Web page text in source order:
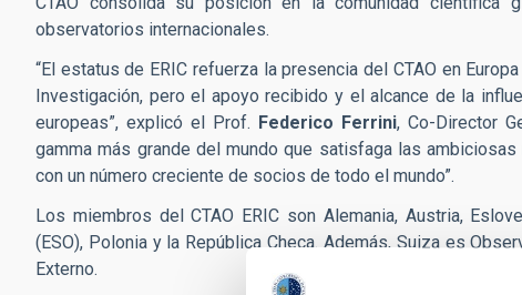
observatorios internacionales.
“El estatus de ERIC refuerza la presencia del CTAO en
Investigación, pero el apoyo recibido y el alcance de la
europeas”, explicó el Prof. Federico Ferrini, Co-Director
gamma más grande del mundo que satisfaga las
con un número creciente de socios de todo el mundo”.
Los miembros del CTAO ERIC son Alemania, Austria,
(ESO), Polonia y la República Checa. Además, Suiza es
Externo.